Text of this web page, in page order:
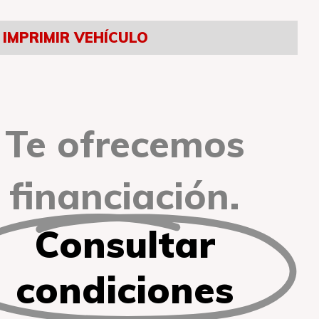
IMPRIMIR VEHÍCULO
Te ofrecemos
financiación.
Consultar
condiciones